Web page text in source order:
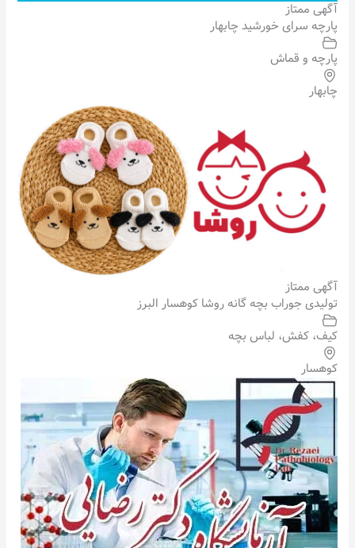
آگهی ممتاز
پارچه سرای خورشید چابهار
پارچه و قماش
چابهار
آگهی ممتاز
تولیدی جوراب بچه گانه روشا کوهسار البرز
کیف، کفش، لباس بچه
کوهسار